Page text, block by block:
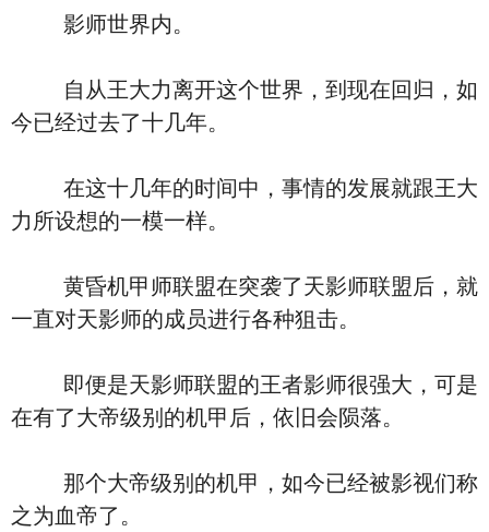
影师世界内。
自从王大力离开这个世界，到现在回归，如
今已经过去了十几年。
在这十几年的时间中，事情的发展就跟王大
力所设想的一模一样。
黄昏机甲师联盟在突袭了天影师联盟后，就
一直对天影师的成员进行各种狙击。
即便是天影师联盟的王者影师很强大，可是
在有了大帝级别的机甲后，依旧会陨落。
那个大帝级别的机甲，如今已经被影视们称
之为血帝了。